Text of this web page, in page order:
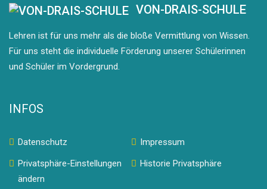
VON-DRAIS-SCHULE
Lehren ist für uns mehr als die bloße Vermittlung von Wissen.
Für uns steht die individuelle Förderung unserer Schülerinnen
und Schüler im Vordergrund.
INFOS
Datenschutz
Impressum
Privatsphäre-Einstellungen
ändern
Historie Privatsphäre